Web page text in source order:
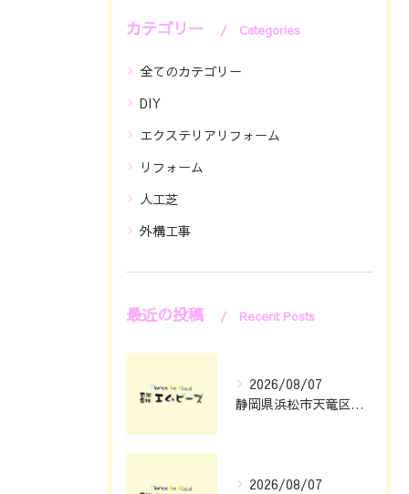
カテゴリー Categories
全てのカテゴリー
DIY
エクステリアリフォーム
リフォーム
人工芝
外構工事
最近の投稿 Recent Posts
2026/08/07
静岡県浜松市天竜区で庭のリフォームとエクステリアリフォーム費用と安心依頼先の選び方
2026/08/07